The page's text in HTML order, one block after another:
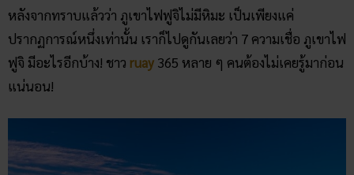
หลังจากทราบแล้วว่า ภูเขาไฟฟูจิไม่มีหิมะ เป็นเพียงแค่
ปรากฏการณ์หนึ่งเท่านั้น เราก็ไปดูกันเลยว่า 7 ความเชื่อ ภูเขาไฟ
ฟูจิ มีอะไรอีกบ้าง! ชาว ruay 365 หลาย ๆ คนต้องไม่เคยรู้มาก่อน
แน่นอน!